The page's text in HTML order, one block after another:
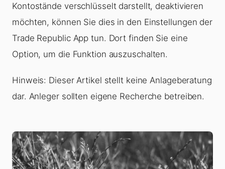
Kontostände verschlüsselt darstellt, deaktivieren
möchten, können Sie dies in den Einstellungen der
Trade Republic App tun. Dort finden Sie eine
Option, um die Funktion auszuschalten.
Hinweis: Dieser Artikel stellt keine Anlageberatung
dar. Anleger sollten eigene Recherche betreiben.